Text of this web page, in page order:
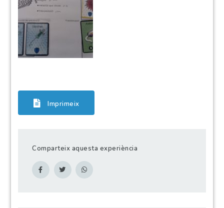
Imprimeix
Comparteix aquesta experiència